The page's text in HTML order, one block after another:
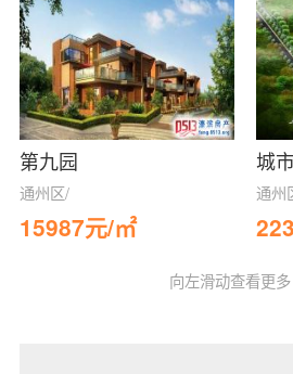
第九园
通州区/
15987元/㎡
城
通州
向左滑动查看更